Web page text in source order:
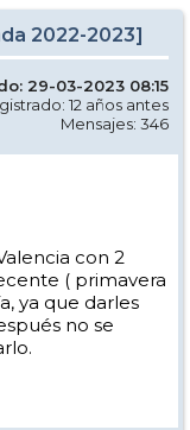
2022-2023]
29-03-2023 08:15
12 años antes
Mensajes: 346
con 2
( primavera
ya que darles
no se